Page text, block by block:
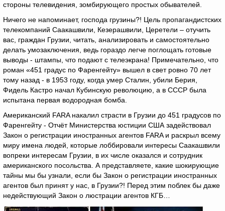
стороны телевидения, зомбирующего простых обывателей.
Ничего не напоминает, господа грузины?! Цель пропагандистских
телекомпаний Саакашвили, Кезерашвили, Церетели – отучить
вас, граждан Грузии, читать, анализировать и самостоятельно
делать умозаключения, ведь гораздо легче поглощать готовые
выводы - штампы, что подают с телеэкрана! Примечательно, что
роман «451 градус по Фаренгейту» вышел в свет ровно 70 лет
тому назад - в 1953 году, когда умер Сталин, убили Берия,
Фидель Кастро начал Кубинскую революцию, а в СССР была
испытана первая водородная бомба.
Американский FARA накалил страсти в Грузии до 451 градусов по
Фаренгейту - Отчёт Министерства юстиции США задействовал
Закон о регистрации иностранных агентов FARA и раскрыл всему
миру имена людей, которые лоббировали интересы Саакашвили
вопреки интересам Грузии, в их числе оказался и сотрудник
американского посольства. А представляете, какие шокирующие
тайны мы бы узнали, если бы Закон о регистрации иностранных
агентов был принят у нас, в Грузии?! Перед этим поблек бы даже
недействующий Закон о люстрации агентов КГБ…